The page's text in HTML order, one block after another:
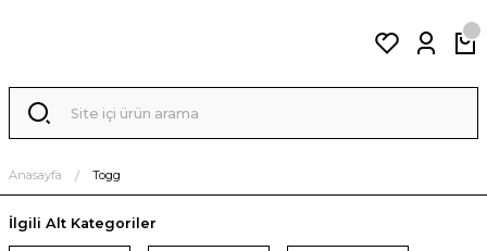
Anasayfa Togg
İlgili Alt Kategoriler